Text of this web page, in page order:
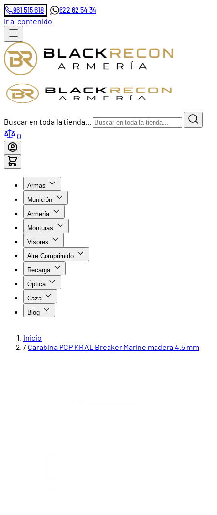
961 515 618 622 62 54 34
Ir al contenido
Buscar en toda la tienda...
0
Armas
Munición
Armería
Monturas
Visores
Aire Comprimido
Recarga
Óptica
Caza
Blog
Inicio
/ Carabina PCP KRAL Breaker Marine madera 4.5 mm